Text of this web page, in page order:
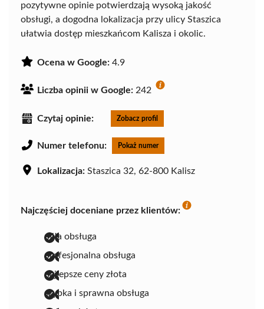
pozytywne opinie potwierdzają wysoką jakość
obsługi, a dogodna lokalizacja przy ulicy Staszica
ułatwia dostęp mieszkańcom Kalisza i okolic.
Ocena w Google: 4.9
Liczba opinii w Google: 242
Czytaj opinie: Zobacz profil
Numer telefonu: Pokaż numer
Lokalizacja: Staszica 32, 62-800 Kalisz
Najczęściej doceniane przez klientów:
miła obsługa
profesjonalna obsługa
najlepsze ceny złota
szybka i sprawna obsługa